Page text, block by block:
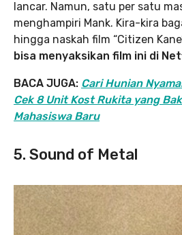
lancar. Namun, satu per satu
menghampiri Mank. Kira-kira
hingga naskah film “Citizen
bisa menyaksikan film ini di
BACA JUGA: Cari Hunian
Cek 8 Unit Kost Rukita yang
Mahasiswa Baru
5. Sound of Metal